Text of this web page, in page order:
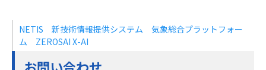
NETIS 新技術情報提供システム 気象総合プラットフォー
ム ZEROSAI X-AI